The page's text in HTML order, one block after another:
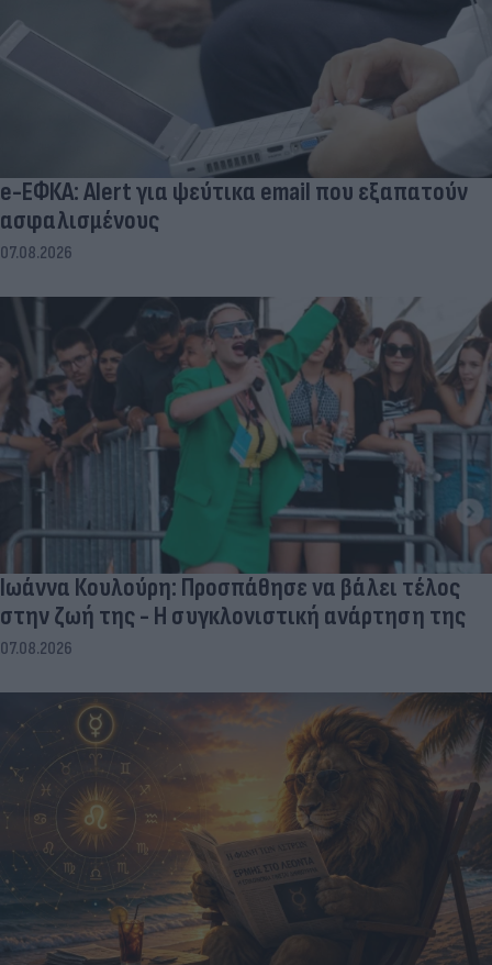
e-ΕΦΚΑ: Alert για ψεύτικα email που εξαπατούν
ασφαλισμένους
07.08.2026
Ιωάννα Κουλούρη: Προσπάθησε να βάλει τέλος
στην ζωή της - Η συγκλονιστική ανάρτηση της
07.08.2026